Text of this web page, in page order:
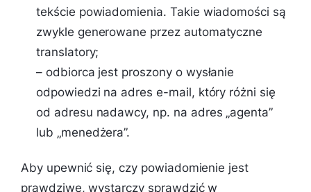
tekście powiadomienia. Takie wiadomości są
zwykle generowane przez automatyczne
translatory;
– odbiorca jest proszony o wysłanie
odpowiedzi na adres e-mail, który różni się
od adresu nadawcy, np. na adres „agenta”
lub „menedżera”.
Aby upewnić się, czy powiadomienie jest
prawdziwe, wystarczy sprawdzić w